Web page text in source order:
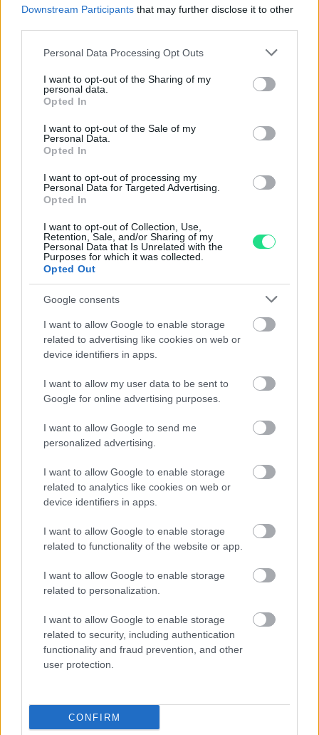
Downstream Participants that may further disclose it to other
Please note that this website/app uses one or more Google
not limited to your visit or usage behaviour. You may click to
grant or deny consent to Google and its third-party tags to
use your data for below specified purposes in below Google
consent section.
Personal Data Processing Opt Outs
I want to opt-out of the Sharing of my
personal data.
Opted In
I want to opt-out of the Sale of my
Personal Data.
Opted In
I want to opt-out of processing my
Personal Data for Targeted Advertising.
Opted In
I want to opt-out of Collection, Use,
Retention, Sale, and/or Sharing of my
Personal Data that Is Unrelated with the
Purposes for which it was collected.
Opted Out
Google consents
I want to allow Google to enable storage
related to advertising like cookies on web or
device identifiers in apps.
I want to allow my user data to be sent to
Google for online advertising purposes.
I want to allow Google to send me
personalized advertising.
I want to allow Google to enable storage
related to analytics like cookies on web or
device identifiers in apps.
I want to allow Google to enable storage
related to functionality of the website or app.
I want to allow Google to enable storage
related to personalization.
I want to allow Google to enable storage
related to security, including authentication
functionality and fraud prevention, and other
user protection.
CONFIRM
nostro laboratorio di assistenza.
Per maggiori dettagli consultate la nostra
all'acquisto
Contattaci per richiedere maggiori
informazioni o prenotare una
videochiamata:
Numero di telefono
La tua richiesta *
Consenso al
trattamento dati